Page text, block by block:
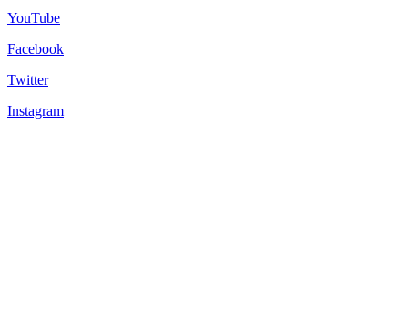
YouTube
Facebook
Twitter
Instagram